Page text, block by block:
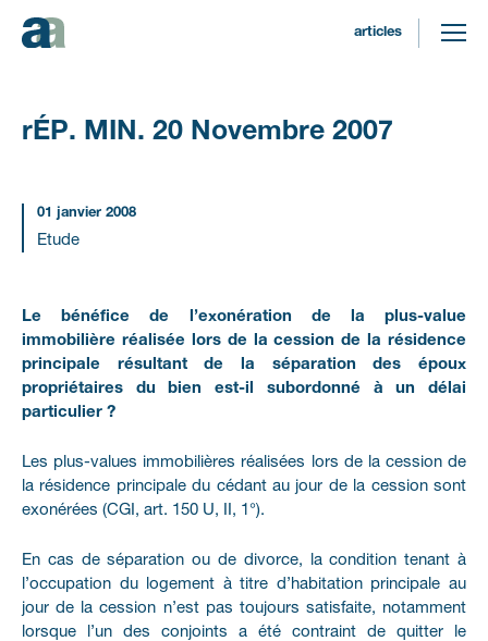
articles
RÉP. MIN. 20 Novembre 2007
01 janvier 2008
Etude
Le bénéfice de l’exonération de la plus-value
immobilière réalisée lors de la cession de la résidence
principale résultant de la séparation des époux
propriétaires du bien est-il subordonné à un délai
particulier ?
Les plus-values immobilières réalisées lors de la cession de
la résidence principale du cédant au jour de la cession sont
exonérées (CGI, art. 150 U, II, 1°).
En cas de séparation ou de divorce, la condition tenant à
l’occupation du logement à titre d’habitation principale au
jour de la cession n’est pas toujours satisfaite, notamment
lorsque l’un des conjoints a été contraint de quitter le